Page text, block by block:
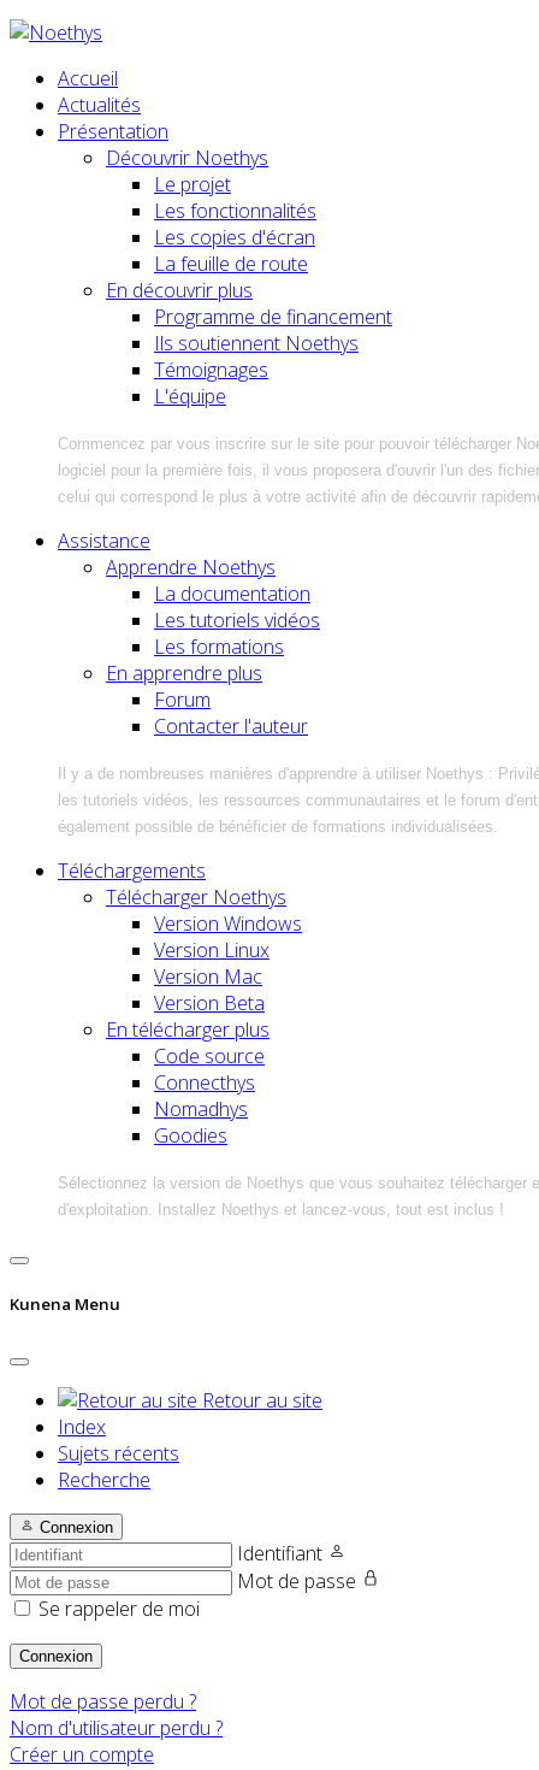
Accueil
Actualités
Présentation
Découvrir Noethys
Le projet
Les fonctionnalités
Les copies d'écran
La feuille de route
En découvrir plus
Programme de financement
Ils soutiennent Noethys
Témoignages
L'équipe
Commencez par vous inscrire sur le site pour pouvoir télécharger
logiciel pour la première fois, il vous proposera d'ouvrir l'un des
celui qui correspond le plus à votre activité afin de découvrir
Assistance
Apprendre Noethys
La documentation
Les tutoriels vidéos
Les formations
En apprendre plus
Forum
Contacter l'auteur
Il y a de nombreuses manières d'apprendre à utiliser Noethys :
les tutoriels vidéos, les ressources communautaires et le forum
également possible de bénéficier de formations individualisées.
Téléchargements
Télécharger Noethys
Version Windows
Version Linux
Version Mac
Version Beta
En télécharger plus
Code source
Connecthys
Nomadhys
Goodies
Sélectionnez la version de Noethys que vous souhaitez télécharger
d'exploitation. Installez Noethys et lancez-vous, tout est inclus !
Kunena Menu
Retour au site
Index
Sujets récents
Recherche
Connexion
Identifiant
Mot de passe
Se rappeler de moi
Connexion
Mot de passe perdu ?
Nom d'utilisateur perdu ?
Créer un compte